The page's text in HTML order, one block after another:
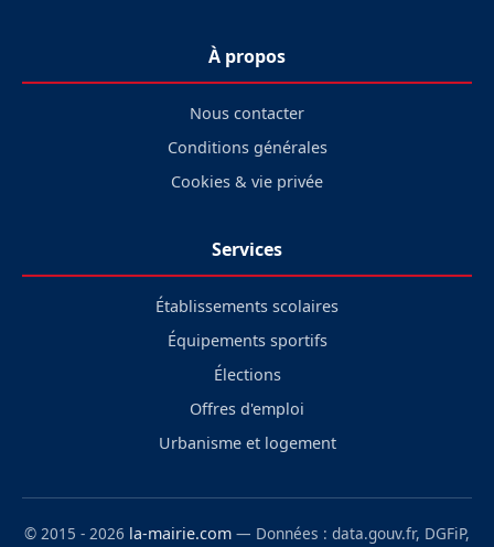
À propos
Nous contacter
Conditions générales
Cookies & vie privée
Services
Établissements scolaires
Équipements sportifs
Élections
Offres d'emploi
Urbanisme et logement
© 2015 - 2026 la-mairie.com — Données : data.gouv.fr, DGFiP,